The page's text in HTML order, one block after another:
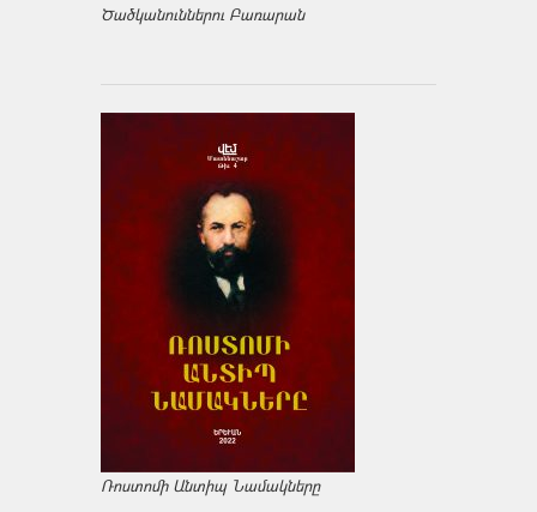
Ծածկանուններու Բառարան
Ռոստոմի Անտիպ Նամակները